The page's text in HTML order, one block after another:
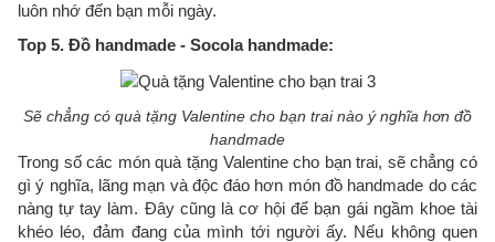
luôn nhớ đến bạn mỗi ngày.
Top 5. Đồ handmade - Socola handmade:
Sẽ chẳng có quà tặng Valentine cho bạn trai nào ý nghĩa hơn đồ
handmade
Trong số các món quà tặng Valentine cho bạn trai, sẽ chẳng có
gì ý nghĩa, lãng mạn và độc đáo hơn món đồ handmade do các
nàng tự tay làm. Đây cũng là cơ hội để bạn gái ngầm khoe tài
khéo léo, đảm đang của mình tới người ấy. Nếu không quen